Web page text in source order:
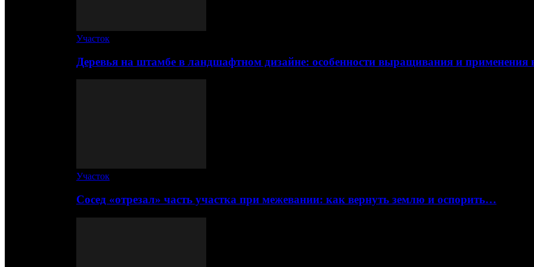
Участок
Деревья на штамбе в ландшафтном дизайне: особенности выращивания и
Участок
Сосед «отрезал» часть участка при межевании: как вернуть землю и оспорить…